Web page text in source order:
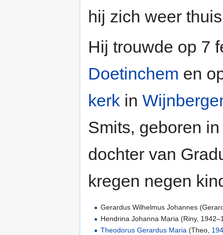
hij zich weer
Hij trouwde op 7
Doetinchem en
kerk in
Smits, geboren
dochter van
kregen negen
Gerardus Wilhelmus Johannes
Hendrina Johanna Maria (Riny,
Theodorus Gerardus Maria (Theo,